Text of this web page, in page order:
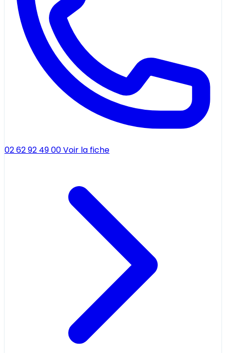
02 62 92 49 00Voir la fiche